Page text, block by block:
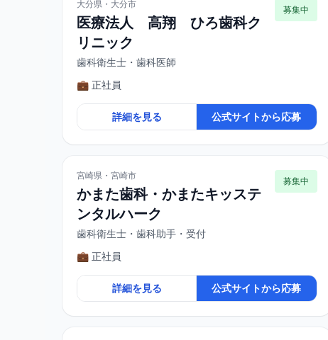
大分県・大分市
医療法人 高翔 ひろ歯科ク
リニック
歯科衛生士・歯科医師
募集中
💼 正社員
詳細を見る 公式サイトから応募
宮崎県・宮崎市
かまた歯科・かまたキッステ
ンタルハーク
歯科衛生士・歯科助手・受付
募集中
💼 正社員
詳細を見る 公式サイトから応募